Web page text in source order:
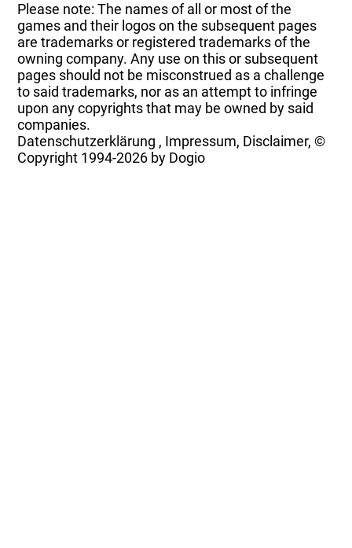
Please note: The names of all or most of the
games and their logos on the subsequent pages
are trademarks or registered trademarks of the
owning company. Any use on this or subsequent
pages should not be misconstrued as a challenge
to said trademarks, nor as an attempt to infringe
upon any copyrights that may be owned by said
companies.
Datenschutzerklärung , Impressum, Disclaimer, ©
Copyright 1994-2026 by Dogio